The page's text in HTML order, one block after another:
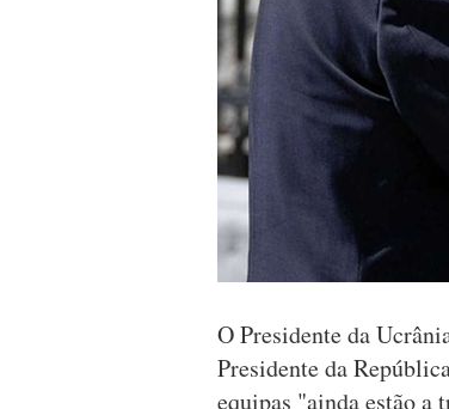
O Presidente da
Presidente da
equipas "ainda estão a